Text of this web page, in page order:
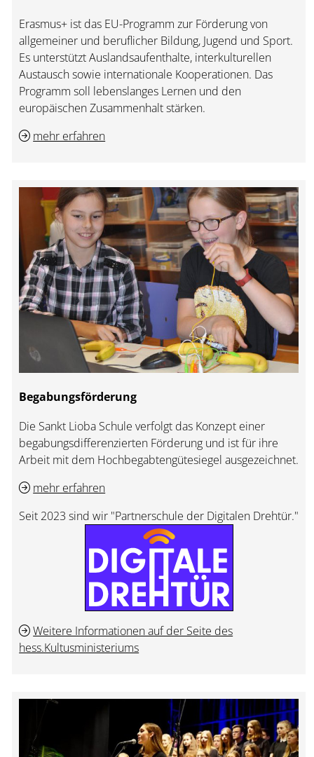
Erasmus+ ist das EU-Programm zur Förderung von
allgemeiner und beruflicher Bildung, Jugend und Sport.
Es unterstützt Auslandsaufenthalte, interkulturellen
Austausch sowie internationale Kooperationen. Das
Programm soll lebenslanges Lernen und den
europäischen Zusammenhalt stärken.
mehr erfahren
Begabungsförderung
Die Sankt Lioba Schule verfolgt das Konzept einer
begabungsdifferenzierten Förderung und ist für ihre
Arbeit mit dem Hochbegabtengütesiegel ausgezeichnet.
mehr erfahren
Seit 2023 sind wir "Partnerschule der Digitalen Drehtür."
Weitere Informationen auf der Seite des
hess.Kultusministeriums